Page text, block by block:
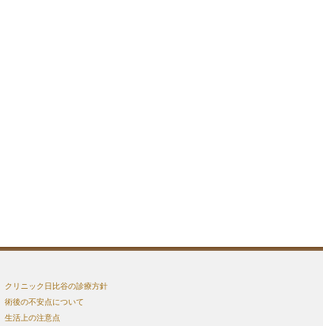
クリニック日比谷の診療方針
術後の不安点について
生活上の注意点